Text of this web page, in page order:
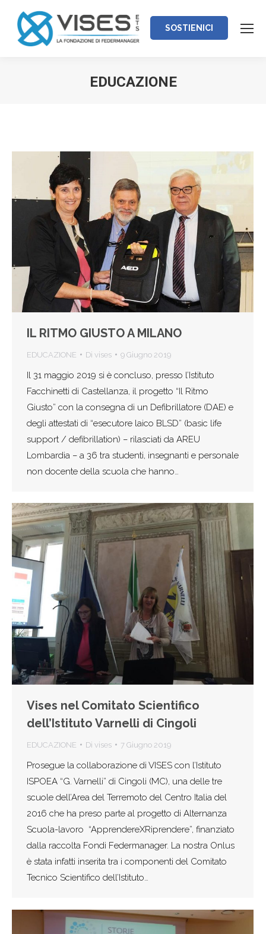
SOSTIENICI
EDUCAZIONE
IL RITMO GIUSTO A MILANO
EDUCAZIONE Di vises 9 Giugno 2019
Il 31 maggio 2019 si è concluso, presso l’Istituto
Facchinetti di Castellanza, il progetto “Il Ritmo
Giusto” con la consegna di un Defibrillatore (DAE) e
degli attestati di “esecutore laico BLSD” (basic life
support / defibrillation) – rilasciati da AREU
Lombardia – a 36 tra studenti, insegnanti e personale
non docente della scuola che hanno…
Vises nel Comitato Scientifico
dell’Istituto Varnelli di Cingoli
EDUCAZIONE Di vises 7 Giugno 2019
Prosegue la collaborazione di VISES con l’Istituto
ISPOEA “G. Varnelli” di Cingoli (MC), una delle tre
scuole dell’Area del Terremoto del Centro Italia del
2016 che ha preso parte al progetto di Alternanza
Scuola-lavoro “ApprendereXRiprendere”, finanziato
dalla raccolta Fondi Federmanager. La nostra Onlus
è stata infatti inserita tra i componenti del Comitato
Tecnico Scientifico dell’Istituto…